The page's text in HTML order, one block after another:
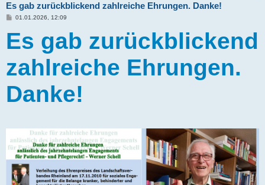
Es gab zurückblickend zahlreiche Ehrungen. Danke!
B
t
r
01.01.2026, 12:09
Es gab zurückblickend
zahlreiche Ehrungen.
Danke!